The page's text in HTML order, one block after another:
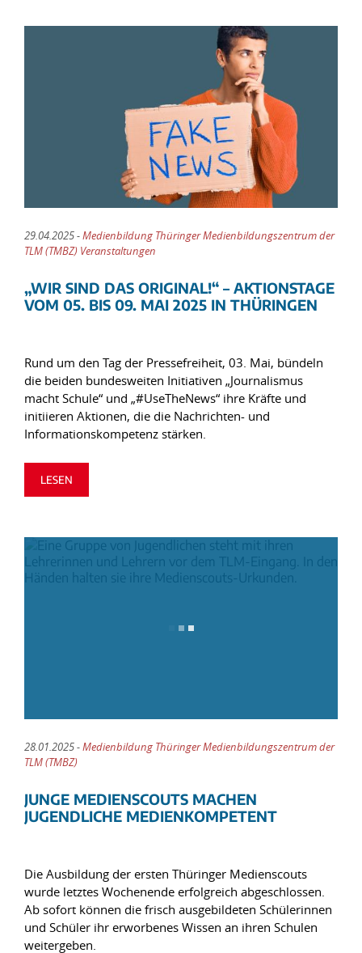
29.04.2025 -Medienbildung Thüringer Medienbildungszentrum der
TLM (TMBZ) Veranstaltungen
„WIR SIND DAS ORIGINAL!“ – AKTIONSTAGE
VOM 05. BIS 09. MAI 2025 IN THÜRINGEN
Rund um den Tag der Pressefreiheit, 03. Mai, bündeln
die beiden bundesweiten Initiativen „Journalismus
macht Schule“ und „#UseTheNews“ ihre Kräfte und
initiieren Aktionen, die die Nachrichten- und
Informationskompetenz stärken.
LESEN
28.01.2025 -Medienbildung Thüringer Medienbildungszentrum der
TLM (TMBZ)
JUNGE MEDIENSCOUTS MACHEN
JUGENDLICHE MEDIENKOMPETENT
Die Ausbildung der ersten Thüringer Medienscouts
wurde letztes Wochenende erfolgreich abgeschlossen.
Ab sofort können die frisch ausgebildeten Schülerinnen
und Schüler ihr erworbenes Wissen an ihren Schulen
weitergeben.